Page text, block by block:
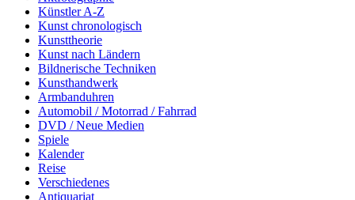
Künstler A-Z
Kunst chronologisch
Kunsttheorie
Kunst nach Ländern
Bildnerische Techniken
Kunsthandwerk
Armbanduhren
Automobil / Motorrad / Fahrrad
DVD / Neue Medien
Spiele
Kalender
Reise
Verschiedenes
Antiquariat